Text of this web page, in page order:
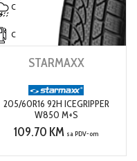
C
C
STARMAXX
205/60R16 92H ICEGRIPPER
W850 M+S
109.70 KM sa PDV-om